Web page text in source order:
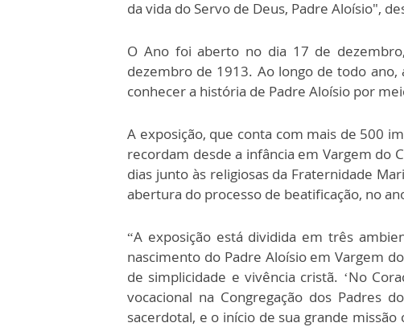
da vida do Servo de Deus, Padre Aloísio",
O Ano foi aberto no dia 17 de
dezembro de 1913. Ao longo de todo
conhecer a história de Padre Aloísio por
A exposição, que conta com mais de 500
recordam desde a infância em Vargem do
dias junto às religiosas da Fraternidade
abertura do processo de beatificação, no
“A exposição está dividida em três
nascimento do Padre Aloísio em Vargem
de simplicidade e vivência cristã. ‘No
vocacional na Congregação dos Padres
sacerdotal, e o início de sua grande